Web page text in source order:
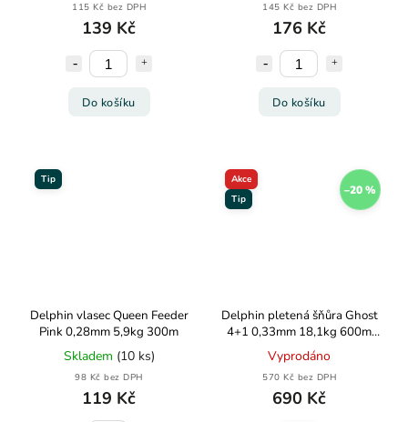
115 Kč bez DPH
139 Kč
Do košíku
145 Kč bez DPH
176 Kč
Do košíku
Tip
Delphin vlasec Queen Feeder
Pink 0,28mm 5,9kg 300m
Skladem (10 ks)
98 Kč bez DPH
119 Kč
Akce
Tip
–20 %
Delphin pletená šňůra Ghost
4+1 0,33mm 18,1kg 600m
zelená
Vyprodáno
570 Kč bez DPH
690 Kč